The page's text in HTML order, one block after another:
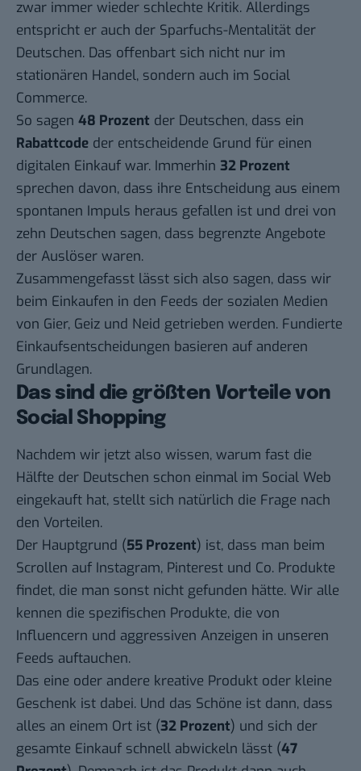
zwar immer wieder schlechte Kritik. Allerdings
entspricht er auch der Sparfuchs-Mentalität der
Deutschen. Das offenbart sich nicht nur im
stationären Handel, sondern auch im Social
Commerce.
So sagen 48 Prozent der Deutschen, dass ein
Rabattcode der entscheidende Grund für einen
digitalen Einkauf war. Immerhin 32 Prozent
sprechen davon, dass ihre Entscheidung aus einem
spontanen Impuls heraus gefallen ist und drei von
zehn Deutschen sagen, dass begrenzte Angebote
der Auslöser waren.
Zusammengefasst lässt sich also sagen, dass wir
beim Einkaufen in den Feeds der sozialen Medien
von Gier, Geiz und Neid getrieben werden. Fundierte
Einkaufsentscheidungen basieren auf anderen
Grundlagen.
Das sind die größten Vorteile von
Social Shopping
Nachdem wir jetzt also wissen, warum fast die
Hälfte der Deutschen schon einmal im Social Web
eingekauft hat, stellt sich natürlich die Frage nach
den Vorteilen.
Der Hauptgrund (55 Prozent) ist, dass man beim
Scrollen auf Instagram, Pinterest und Co. Produkte
findet, die man sonst nicht gefunden hätte. Wir alle
kennen die spezifischen Produkte, die von
Influencern und aggressiven Anzeigen in unseren
Feeds auftauchen.
Das eine oder andere kreative Produkt oder kleine
Geschenk ist dabei. Und das Schöne ist dann, dass
alles an einem Ort ist (32 Prozent) und sich der
gesamte Einkauf schnell abwickeln lässt (47